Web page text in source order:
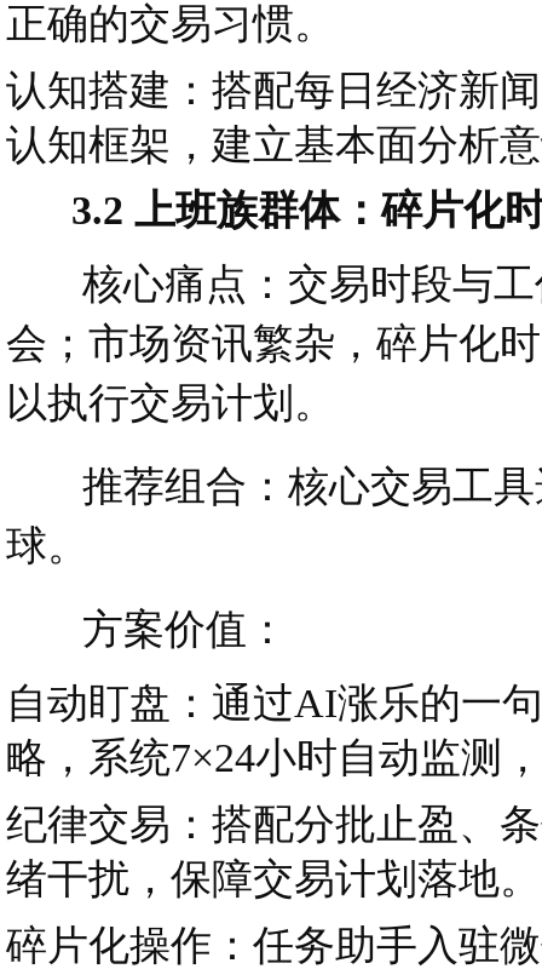
正确的交易习惯。
认知搭建：搭配每日经济新
认知框架，建立基本面分析
3.2 上班族群体：碎片化
核心痛点：交易时段与工
会；市场资讯繁杂，碎片化
以执行交易计划。
推荐组合：核心交易工具
球。
方案价值：
自动盯盘：通过AI涨乐的一
略，系统7×24小时自动监测
纪律交易：搭配分批止盈、
绪干扰，保障交易计划落地。
碎片化操作：任务助手入驻